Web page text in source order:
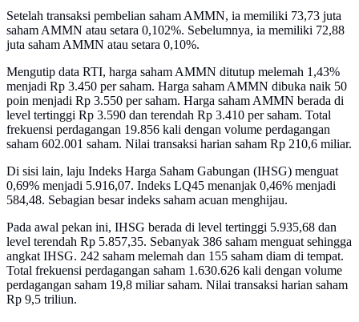
Setelah transaksi pembelian saham AMMN, ia memiliki 73,73 juta
saham AMMN atau setara 0,102%. Sebelumnya, ia memiliki 72,88
juta saham AMMN atau setara 0,10%.
Mengutip data RTI, harga saham AMMN ditutup melemah 1,43%
menjadi Rp 3.450 per saham. Harga saham AMMN dibuka naik 50
poin menjadi Rp 3.550 per saham. Harga saham AMMN berada di
level tertinggi Rp 3.590 dan terendah Rp 3.410 per saham. Total
frekuensi perdagangan 19.856 kali dengan volume perdagangan
saham 602.001 saham. Nilai transaksi harian saham Rp 210,6 miliar.
Di sisi lain, laju Indeks Harga Saham Gabungan (IHSG) menguat
0,69% menjadi 5.916,07. Indeks LQ45 menanjak 0,46% menjadi
584,48. Sebagian besar indeks saham acuan menghijau.
Pada awal pekan ini, IHSG berada di level tertinggi 5.935,68 dan
level terendah Rp 5.857,35. Sebanyak 386 saham menguat sehingga
angkat IHSG. 242 saham melemah dan 155 saham diam di tempat.
Total frekuensi perdagangan saham 1.630.626 kali dengan volume
perdagangan saham 19,8 miliar saham. Nilai transaksi harian saham
Rp 9,5 triliun.